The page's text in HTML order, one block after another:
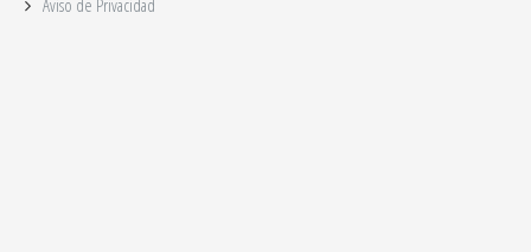
Aviso de Privacidad